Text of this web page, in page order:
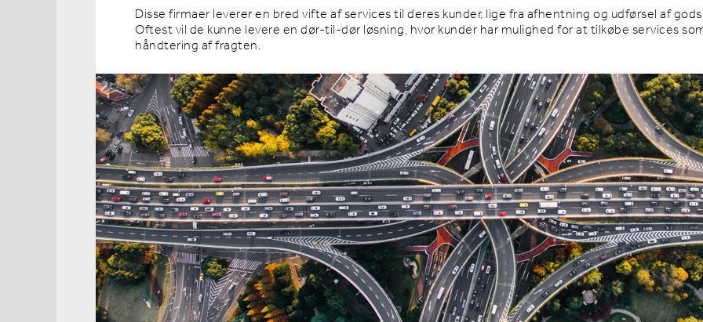
Disse firmaer leverer en bred vifte af services til deres kunder, lige fra afhentning og udførsel af
Oftest vil de kunne levere en dør-til-dør løsning, hvor kunder har mulighed for at tilkøbe services
håndtering af fragten.